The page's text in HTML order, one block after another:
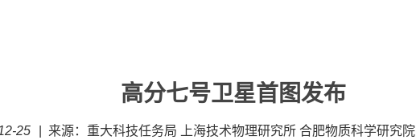
高分七号卫星首图发布
25 来源：重大科技任务局 上海技术物理研究所 合肥物质科学研究院